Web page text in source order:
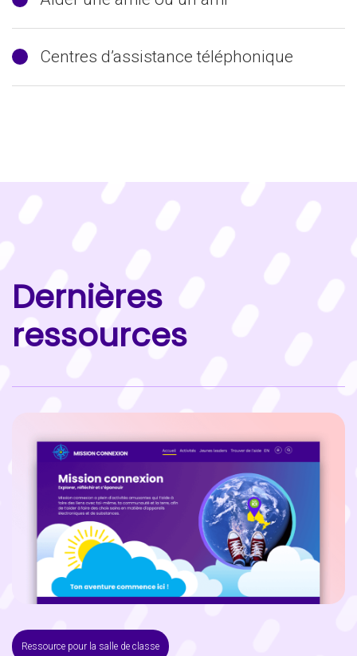
Centres d’assistance téléphonique
Dernières
ressources
Ressource pour la salle de classe